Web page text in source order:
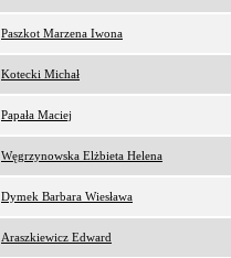
Paszkot Marzena Iwona
Kotecki Michał
Papała Maciej
Węgrzynowska Elżbieta Helena
Dymek Barbara Wiesława
Araszkiewicz Edward